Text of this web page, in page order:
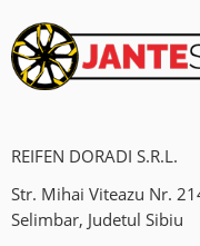
Jantele sunt fabricate
Garantie 24 de luni.
In link gasiti toate
Wheel Manufacturer
REIFEN DORADI S.R.L.
Str. Mihai Viteazu Nr.
Selimbar, Judetul Sibiu